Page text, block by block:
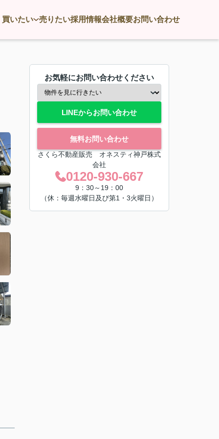
買いたい 売りたい採用情報会社概要お問い合わせ
お気軽にお問い合わせください
LINEからお問い合わせ
無料お問い合わせ
さくら不動産販売 オネスティ神戸株式
会社
0120-930-667
9：30～19：00
（休：毎週水曜日及び第1・3火曜日）